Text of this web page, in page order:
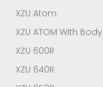
XZU Atom
XZU ATOM With Body
XZU 600R
XZU 640R